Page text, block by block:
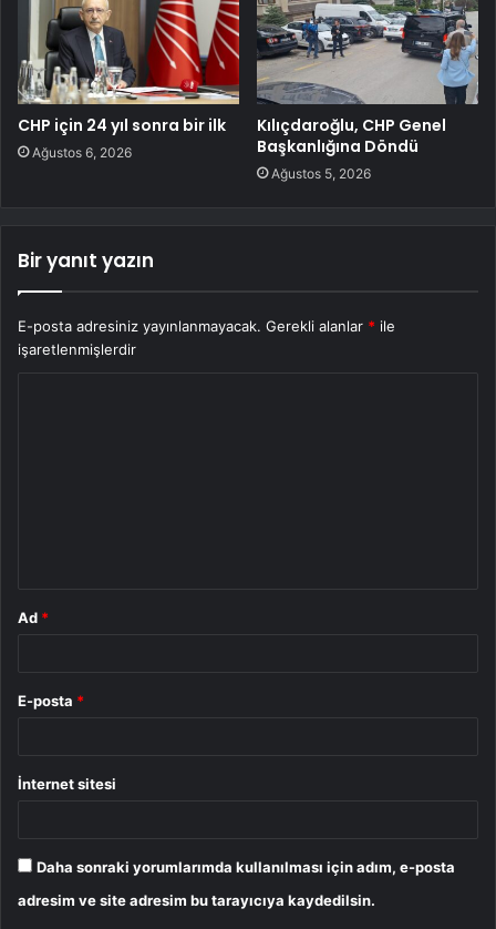
CHP için 24 yıl sonra bir ilk
Ağustos 6, 2026
Kılıçdaroğlu, CHP Genel
Başkanlığına Döndü
Ağustos 5, 2026
Bir yanıt yazın
E-posta adresiniz yayınlanmayacak. Gerekli alanlar * ile
işaretlenmişlerdir
Ad *
E-posta *
İnternet sitesi
Daha sonraki yorumlarımda kullanılması için adım, e-posta
adresim ve site adresim bu tarayıcıya kaydedilsin.